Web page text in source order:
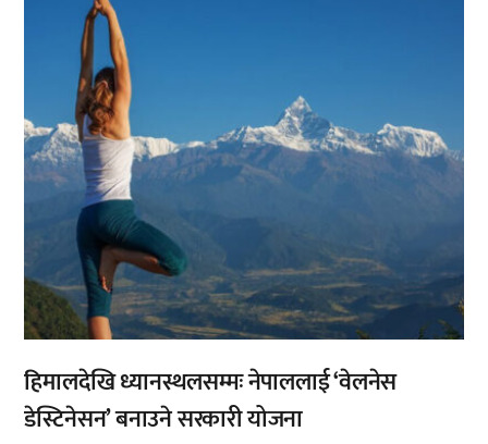
हिमालदेखि ध्यानस्थलसम्मः नेपाललाई ‘वेलनेस
डेस्टिनेसन’ बनाउने सरकारी योजना